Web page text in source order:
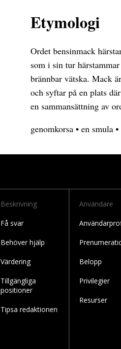
Etymologi
Ordet bensinmack
som i sin tur
brännbar vätska. Mack
och syftar på en plats
en sammansättning av
genomkorsa • en smula •
Beskrivning
Få svar
Behöver hjälp
Värdering
Tillgängliga
positioner
Tipsa redaktionen
Användare
Belopp
Privilegier
Resurser